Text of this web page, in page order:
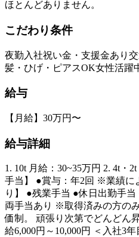
ほとんどありません。
こだわり条件
夜勤 入社祝い金・支援金あり
髪・ひげ・ピアスOK女性活躍
給与
【月給】30万円〜
給与詳細
1. 10t 月給：30~35万円 2. 4t・
手当】 ●賞与：年2回 ※業績に
り】 ●残業手当 ●休日出勤手
両手当あり ※取得済みの方の
価制。 頑張り次第でどんどん
給6,000円～10,000円 ＜入社3